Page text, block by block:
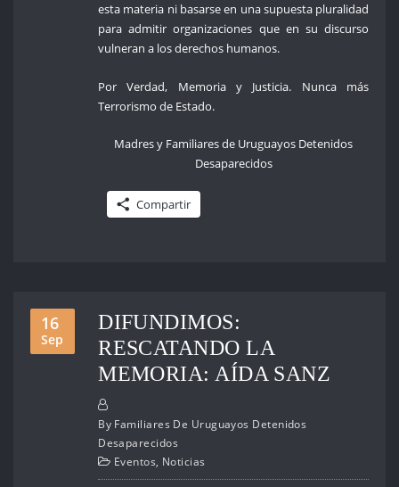
esta materia ni basarse en una supuesta pluralidad
para admitir organizaciones que en su discurso
vulneran a los derechos humanos.
Por Verdad, Memoria y Justicia. Nunca más
Terrorismo de Estado.
Madres y Familiares de Uruguayos Detenidos
Desaparecidos
Compartir
16
Sep
DIFUNDIMOS:
RESCATANDO LA
MEMORIA: AÍDA SANZ
By Familiares De Uruguayos Detenidos
Desaparecidos
Eventos, Noticias